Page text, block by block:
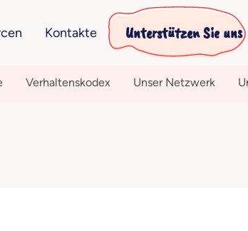
Kontakte Unterstützen Sie uns
Verhaltenskodex Unser Netzwerk